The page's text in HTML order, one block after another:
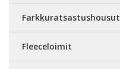
Farkkuratsastushousut
Fleeceloimit